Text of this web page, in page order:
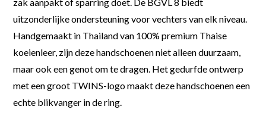
uitzonderlijke ondersteuning voor vechters van elk niveau.
Handgemaakt in Thailand van 100% premium Thaise
koeienleer, zijn deze handschoenen niet alleen duurzaam,
maar ook een genot om te dragen. Het gedurfde ontwerp
met een groot TWINS-logo maakt deze handschoenen een
echte blikvanger in de ring.